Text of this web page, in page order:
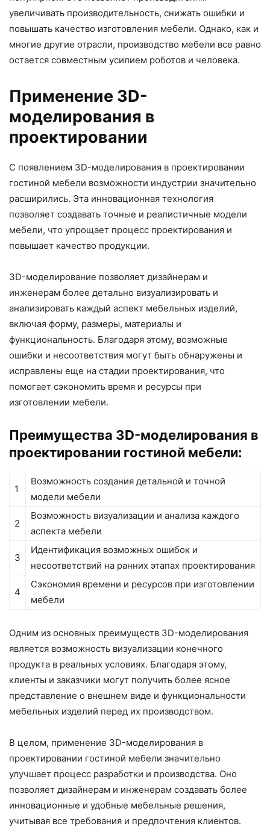
увеличивать производительность, снижать ошибки и
повышать качество изготовления мебели. Однако, как и
многие другие отрасли, производство мебели все равно
остается совместным усилием роботов и человека.
Применение 3D-
моделирования в
проектировании
С появлением 3D-моделирования в проектировании
гостиной мебели возможности индустрии значительно
расширились. Эта инновационная технология
позволяет создавать точные и реалистичные модели
мебели, что упрощает процесс проектирования и
повышает качество продукции.
3D-моделирование позволяет дизайнерам и
инженерам более детально визуализировать и
анализировать каждый аспект мебельных изделий,
включая форму, размеры, материалы и
функциональность. Благодаря этому, возможные
ошибки и несоответствия могут быть обнаружены и
исправлены еще на стадии проектирования, что
помогает сэкономить время и ресурсы при
изготовлении мебели.
Преимущества 3D-моделирования в
проектировании гостиной мебели:
1
Возможность создания детальной и точной
модели мебели
2
Возможность визуализации и анализа каждого
аспекта мебели
3
Идентификация возможных ошибок и
несоответствий на ранних этапах проектирования
4
Сэкономия времени и ресурсов при изготовлении
мебели
Одним из основных преимуществ 3D-моделирования
является возможность визуализации конечного
продукта в реальных условиях. Благодаря этому,
клиенты и заказчики могут получить более ясное
представление о внешнем виде и функциональности
мебельных изделий перед их производством.
В целом, применение 3D-моделирования в
проектировании гостиной мебели значительно
улучшает процесс разработки и производства. Оно
позволяет дизайнерам и инженерам создавать более
инновационные и удобные мебельные решения,
учитывая все требования и предпочтения клиентов.